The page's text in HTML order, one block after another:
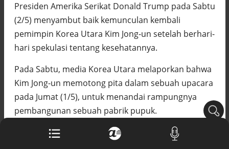
Presiden Amerika Serikat Donald Trump pada Sabtu
(2/5) menyambut baik kemunculan kembali
pemimpin Korea Utara Kim Jong-un setelah berhari-
hari spekulasi tentang kesehatannya.
Pada Sabtu, media Korea Utara melaporkan bahwa
Kim Jong-un memotong pita dalam sebuah upacara
pada Jumat (1/5), untuk menandai rampungnya
pembangunan sebuah pabrik pupuk.
Meski demikian, tidak disebutkan keberadaan Kim
Alinea.id - Peristiwa
DPR minta penerbitan sertifikat pagar
laut diproses hukum
Alinea.id - Peristiwa
Mungkinkah duet Anies-Ahok terealisasi
di Pilpres 2029?
Alinea.id - Politik
Pemprov Sultra klarifikasi isu PT GKP,
Alinea.id - Peristiwa